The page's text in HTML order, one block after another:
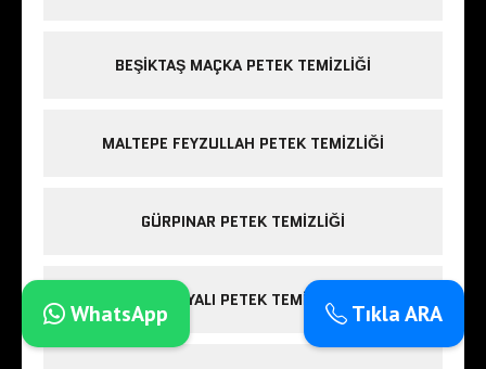
BEŞIKTAŞ MAÇKA PETEK TEMIZLIĞI
MALTEPE FEYZULLAH PETEK TEMIZLIĞI
GÜRPINAR PETEK TEMIZLIĞI
GÜZELYALI PETEK TEMIZLIĞI
Tıkla ARA
WhatsApp